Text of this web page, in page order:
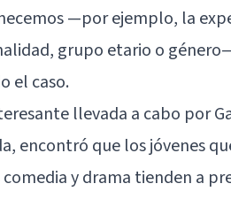
—por ejemplo, la
grupo etario o
el caso.
llevada a cabo por
encontró que los jóvenes
y drama tienden a